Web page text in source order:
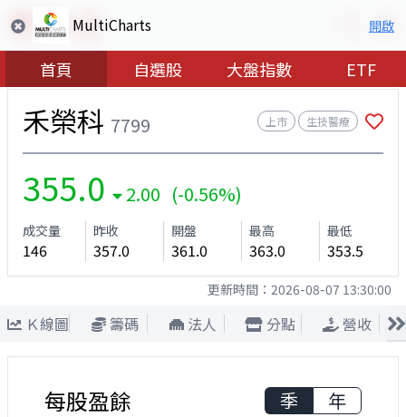
MultiCharts 開啟
首頁 自選股 大盤指數 ETF
禾榮科 7799 上市 生技醫療
355.0 2.00 (-0.56%)
成交量
146
昨收
357.0
開盤
361.0
最高
363.0
最低
353.5
更新時間： 2026-08-07 13:30:00
Ｋ線圖 籌碼 法人 分點 營收
每股盈餘 季 年